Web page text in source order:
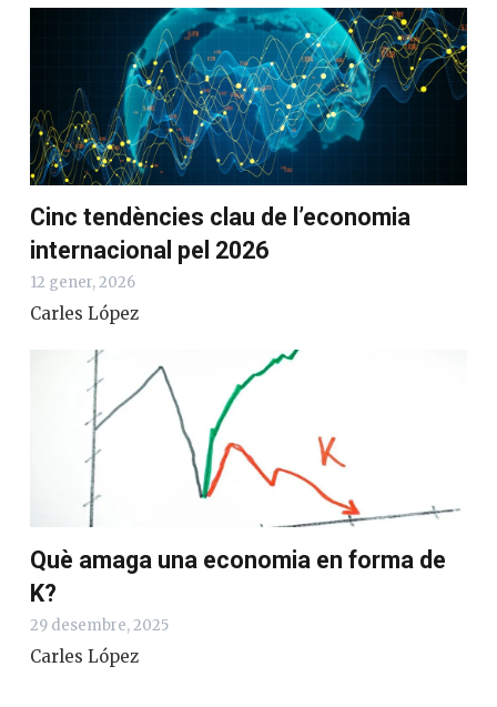
Cinc tendències clau de l’economia
internacional pel 2026
12 gener, 2026
Carles López
Què amaga una economia en forma de
K?
29 desembre, 2025
Carles López